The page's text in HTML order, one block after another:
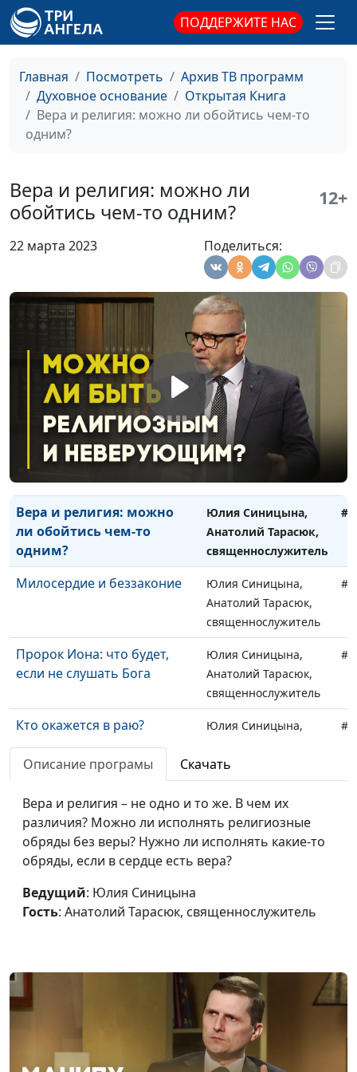
ПОДДЕРЖИТЕ НАС
Главная Посмотреть
Архив ТВ программ
Духовное основание
Открытая Книга
Вера и религия: можно ли обойтись чем-то
одним?
Вера и религия: можно ли
обойтись чем-то одним?
12+
22 марта 2023 Поделиться:
Чем привлекают
конспирология и теория
Юлия Синицына,
Александр Синицын,
Почему верующие
увлекаются
конспирологией?
Юлия Синицына,
Александр Синицын,
священнослужитель
священнослужитель
Кто управляет нами — Бог,
сатана или тайные
Александр Синицын,
священнослужитель
Духовная связь поколений
Юлия Синицына,
Анатолий Тарасюк,
священнослужитель
Что такое славословие?
Юлия Синицына,
Анатолий Тарасюк,
священнослужитель
Твоя душа наполнена или
пуста?
Юлия Синицына,
Анатолий Тарасюк,
священнослужитель
Вера и религия: можно
ли обойтись чем-то
одним?
Юлия Синицына,
Анатолий Тарасюк,
священнослужитель
Милосердие и беззаконие
Юлия Синицына,
Анатолий Тарасюк,
священнослужитель
Пророк Иона: что будет,
если не слушать Бога
Юлия Синицына,
Анатолий Тарасюк,
священнослужитель
Кто окажется в раю?
Юлия Синицына,
священнослужитель
Ропот и недовольство в
жизни верующего
Юлия Синицына,
священнослужитель
Доверяя Богу, выходить из
тупика
Юлия Синицына,
священнослужитель
Духовный плод — какой он?
Юлия Синицына,
Анатолий Тарасюк,
священнослужитель
Описание програмы Скачать
Вера и религия – не одно и то же. В чем их
различия? Можно ли исполнять религиозные
обряды без веры? Нужно ли исполнять какие-то
обряды, если в сердце есть вера?
Ведущий: Юлия Синицына
Гость: Анатолий Тарасюк, священнослужитель